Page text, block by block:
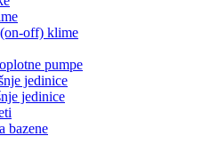
off) klime
pumpe
jedinice
jedinice
bazene